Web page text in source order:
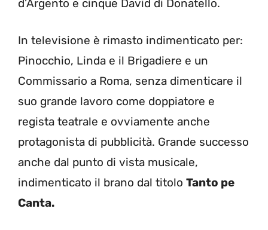
d’Argento e cinque David di Donatello.
In televisione è rimasto indimenticato per:
Pinocchio, Linda e il Brigadiere e un
Commissario a Roma, senza dimenticare il
suo grande lavoro come doppiatore e
regista teatrale e ovviamente anche
protagonista di pubblicità. Grande successo
anche dal punto di vista musicale,
indimenticato il brano dal titolo Tanto pe
Canta.